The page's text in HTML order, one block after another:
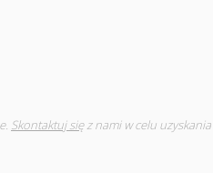
Skontaktuj sięz nami w celu